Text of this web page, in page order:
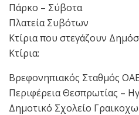
Πάρκο – Σύβοτα
Πλατεία Συβότων
Κτίρια που στεγάζουν
Κτίρια:
Βρεφονηπιακός Σταθμός
Περιφέρεια Θεσπρωτίας –
Δημοτικό Σχολείο